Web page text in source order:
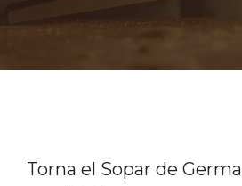
Torna el Sopar de